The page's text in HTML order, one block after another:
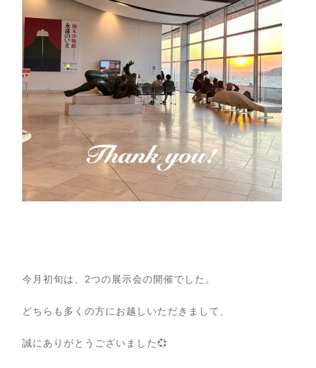
今月初旬は、2つの展示会の開催でした。
どちらも多くの方にお越しいただきまして、
誠にありがとうございました💞